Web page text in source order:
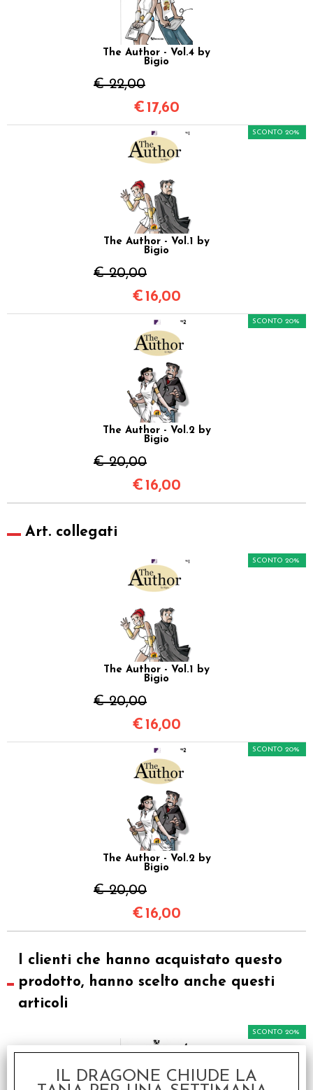
The Author - Vol.4 by
Bigio
€ 22,00
€ 17,60
The Author - Vol.1 by
Bigio
€ 20,00
SCONTO 20%
€ 16,00
The Author - Vol.2 by
Bigio
€ 20,00
SCONTO 20%
€ 16,00
Art. collegati
The Author - Vol.1 by
Bigio
€ 20,00
SCONTO 20%
€ 16,00
The Author - Vol.2 by
Bigio
€ 20,00
SCONTO 20%
€ 16,00
I clienti che hanno acquistato questo
prodotto, hanno scelto anche questi
articoli
SCONTO 20%
IL DRAGONE CHIUDE LA